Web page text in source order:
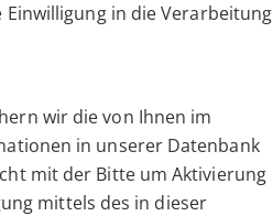
in die Verarbeitung
wir die von Ihnen im
in unserer Datenbank
mit der Bitte um Aktivierung
mittels des in dieser